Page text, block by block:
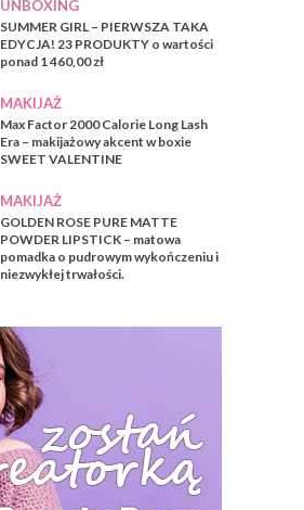
UNBOXING
SUMMER GIRL – PIERWSZA TAKA
EDYCJA! 23 PRODUKTY o wartości
ponad 1 460,00 zł
MAKIJAŻ
Max Factor 2000 Calorie Long Lash
Era – makijażowy akcent w boxie
SWEET VALENTINE
MAKIJAŻ
GOLDEN ROSE PURE MATTE
POWDER LIPSTICK – matowa
pomadka o pudrowym wykończeniu i
niezwykłej trwałości.